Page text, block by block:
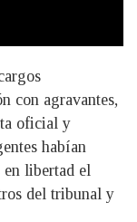
con agravantes,
oficial y
habían
en libertad el
del tribunal y